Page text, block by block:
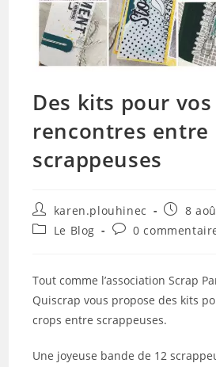
Des kits pour vos
rencontres entre
scrappeuses
Auteur/autrice
de
karen.plouhinec
publiée :
8
PostLe Blog
Commentaires
publication :
0
Tout comme l’association Scrap
Quiscrap vous propose des kits
crops entre scrappeuses.
Une joyeuse bande de 12